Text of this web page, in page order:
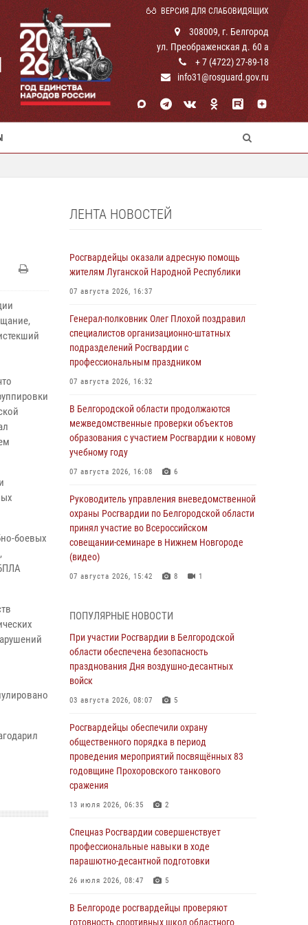
ВЕРСИЯ ДЛЯ СЛАБОВИДЯЩИХ
308009, г. Белгород
ул. Преображенская д. 60 а
+ 7 (4722) 27-89-18
info31@rosguard.gov.ru
боевых
ЛЕНТА НОВОСТЕЙ
Росгвардейцы оказали адресную помощь
жителям Луганской Народной Республики
07 августа 2026, 16:37
Генерал-полковник Олег Плохой поздравил
специалистов организационно-штатных
подразделений Росгвардии с
профессиональным праздником
07 августа 2026, 16:32
В Белгородской области продолжаются
межведомственные проверки объектов
образования с участием Росгвардии к новому
учебному году
07 августа 2026, 16:08 6
Руководитель управления вневедомственной
охраны Росгвардии по Белгородской области
принял участие во Всероссийском
совещании-семинаре в Нижнем Новгороде
(видео)
07 августа 2026, 15:42 8 1
пресекли условное проникновение в детский
лагерь «Солнышко»
07 августа 2026, 07:39 1
Белгородским радиослушателям рассказали
о роли физической культуры в жизни
07 августа 2026, 06:19
Подвиги героев‑росгвардейцев увековечили
в новой музейной экспозиции белгородского
музея‑диорамы «Курская битва.
Белгородское направление»
В Белгороде росгвардейцы проверяют
готовность спортивных школ областного
центра к новому учебному году
Росгвардия обеспечила общественную
ПОПУЛЯРНЫЕ НОВОСТИ
При участии Росгвардии в Белгородской
области обеспечена безопасность
празднования Дня воздушно-десантных
войск
03 августа 2026, 08:07 5
Росгвардейцы обеспечили охрану
общественного порядка в период
проведения мероприятий посвящённых 83
годовщине Прохоровского танкового
сражения
13 июля 2026, 06:35 2
Спецназ Росгвардии совершенствует
профессиональные навыки в ходе
парашютно-десантной подготовки
26 июля 2026, 08:47 5
В Белгороде росгвардейцы проверяют
готовность спортивных школ областного